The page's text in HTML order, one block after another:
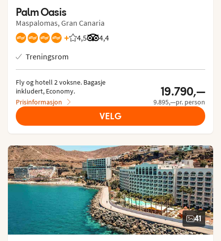
Palm Oasis
Maspalomas, Gran Canaria
+ 4,5
Vurdering fra Vings gjester: 4.509/5
4,4
Vurdering fra Tripadvisor: 4.4 of 5
Treningsrom
Fly og hotell 2 voksne. Bagasje
inkludert, Economy.
Prisinformasjon
19.790,—
9.895,—pr. person
VELG
41